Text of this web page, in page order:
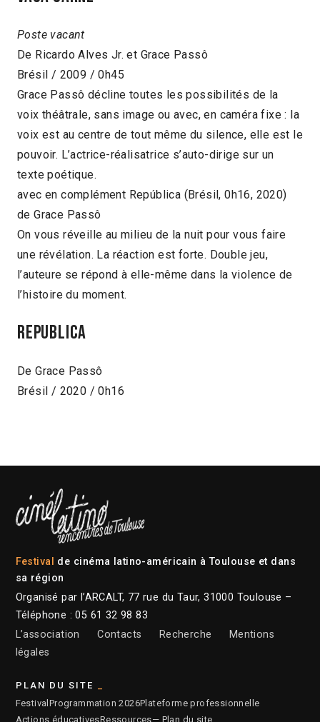
Poste vacant
De Ricardo Alves Jr. et Grace Passô
Brésil / 2009 / 0h45
Grace Passô décline toutes les possibilités de la
voix théâtrale, sans image ou avec, en caméra fixe : la
voix est au centre de tout même du silence, elle est le
pouvoir. L’actrice-réalisatrice s’auto-dirige sur un
texte poétique.
avec en complément República (Brésil, 0h16, 2020)
de Grace Passô
On vous réveille au milieu de la nuit pour vous faire
une révélation. La réaction est forte. Double jeu,
l’auteure se répond à elle-même dans la violence de
l’histoire du moment.
Republica
De Grace Passô
Brésil / 2020 / 0h16
Festival de cinéma latino-américain à Toulouse et dans
sa région
Organisé par l’ARCALT, 77 rue du Taur, 31000 Toulouse –
Téléphone : 05 61 32 98 83
L’association
Contacts Recherche
Mentions
légales
PLAN DU SITE
Festival Programmation 2026Plateforme professionnelle
Actions éducativesRessources— Plan du site